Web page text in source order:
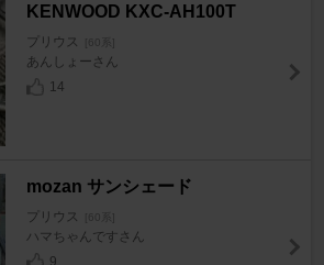
KENWOOD KXC-AH100T
プリウス [60系]
あんしょーさん
14
mozan サンシェード
プリウス [60系]
ハマちゃんですさん
9